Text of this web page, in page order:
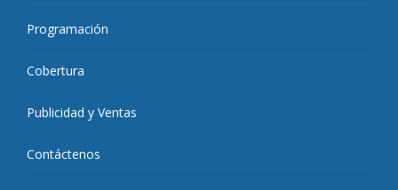
Programación
Cobertura
Publicidad y Ventas
Contáctenos